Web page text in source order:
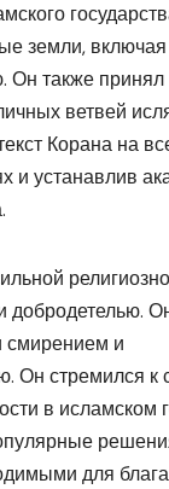
земли, включая
Он также
ветвей
Корана на
и устанавлив
добродетелью.
смирением и
Он стремился к
в исламском
для